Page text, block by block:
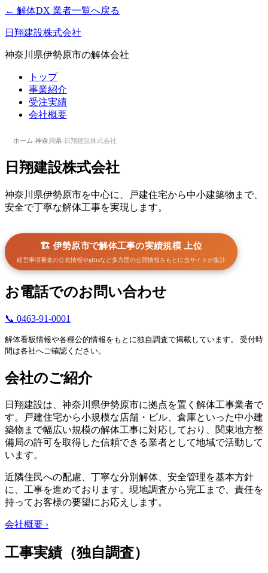
← 解体DX 業者一覧へ戻る
日翔建設株式会社
神奈川県伊勢原市の解体会社
トップ
事業紹介
受注実績
会社概要
ホーム›神奈川県› 日翔建設株式会社
日翔建設株式会社
神奈川県伊勢原市を中心に、戸建住宅から中小建築物まで、
安全で丁寧な解体工事を実現します。
🏗️ 伊勢原市で解体工事の実績規模 上位
経営事項審査の公表情報やgBizなど多方面の公開情報をもとに当サイトが集計
お電話でのお問い合わせ
📞 0463-91-0001
解体看板情報や各種公的情報をもとに独自調査で掲載しています。 受付時
間は各社へご確認ください。
会社のご紹介
日翔建設は、神奈川県伊勢原市に拠点を置く解体工事業者で
す。戸建住宅から小規模な店舗・ビル、倉庫といった中小建
築物まで幅広い規模の解体工事に対応しており、関東地方整
備局の許可を取得した信頼できる業者として地域で活動して
います。
近隣住民への配慮、丁寧な分別解体、安全管理を基本方針
に、工事を進めております。現地調査から完工まで、責任を
持ってお客様の要望にお応えします。
会社概要 ›
工事実績（独自調査）